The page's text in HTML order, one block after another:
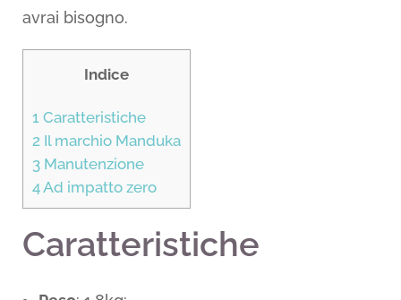
avrai bisogno.
Indice
1Caratteristiche
2Il marchio Manduka
3Manutenzione
4Ad impatto zero
Caratteristiche